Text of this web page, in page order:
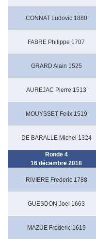
CONNAT Ludovic 1880
FABRE Philippe 1707
GRARD Alain 1525
AUREJAC Pierre 1513
MOUYSSET Felix 1519
DE BARALLE Michel 1324
Ronde 4
16 décembre 2018
RIVIERE Frederic 1788
GUESDON Joel 1663
MAZUE Frederic 1619